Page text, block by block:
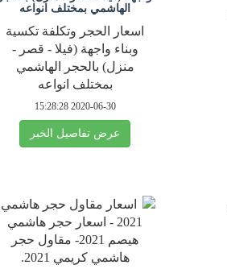
الهاشمي بمختلف انواعه
اسعار الحجر وتكلفة تكسية
وبناء واجهة (فيلا - قصر -
منزل) بالحجر الهاشمي
بمختلف انواعه
2020-06-30 15:28:28
عرض تفاصيل الخبر